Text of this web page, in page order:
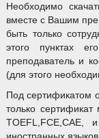
Необходимо
вместе с Вашим
быть только
этого пунктах
преподаватель и
(для этого
Под сертификатом
только
TOEFL,FCE,CAE,